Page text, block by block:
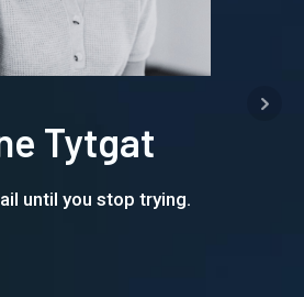
Tytgat
until you stop trying.